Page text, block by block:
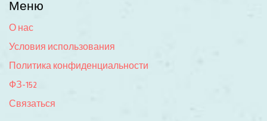
Меню
О нас
Условия использования
Политика конфиденциальности
ФЗ-152
Связаться